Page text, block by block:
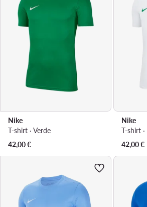
Nike
T-shirt · Verde
42,00€
Nike
T-shirt
42,00€